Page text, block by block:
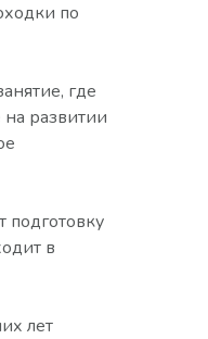
по
где
развитии
подготовку
в
лет